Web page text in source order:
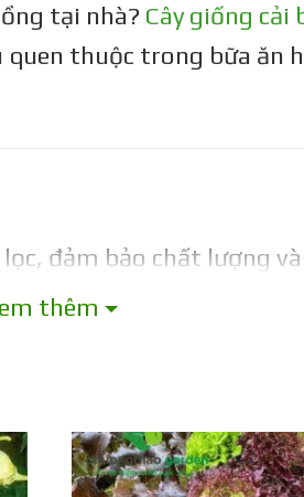
tại nhà? Cây giống cải
thuộc trong bữa ăn
đảm bảo chất lượng
bóng.
thêm